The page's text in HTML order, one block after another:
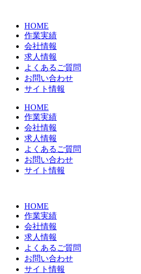
HOME
作業実績
会社情報
求人情報
よくあるご質問
お問い合わせ
サイト情報
HOME
作業実績
会社情報
求人情報
よくあるご質問
お問い合わせ
サイト情報
HOME
作業実績
会社情報
求人情報
よくあるご質問
お問い合わせ
サイト情報